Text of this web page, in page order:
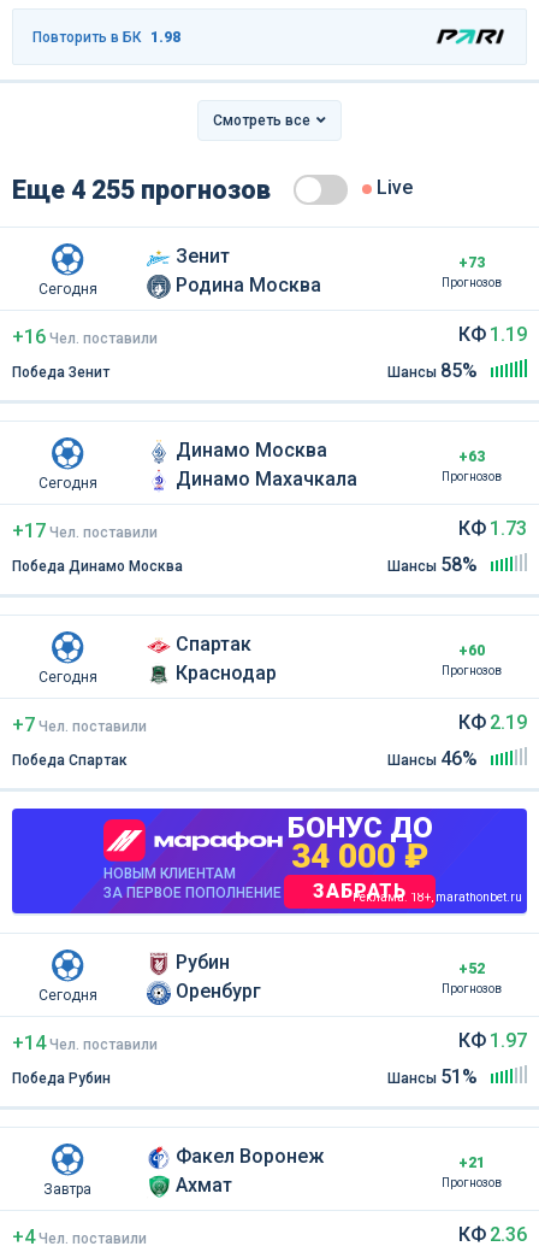
Повторить в БК 1.98
Смотреть все
Еще 4 255 прогнозов Live
Сегодня
Зенит
Родина Москва
+73
Прогнозов
+16 Чел. поставили
Победа Зенит
КФ 1.19
Шансы 85%
Сегодня
Динамо Москва
Динамо Махачкала
+63
Прогнозов
+17 Чел. поставили
Победа Динамо Москва
КФ 1.73
Шансы 58%
Сегодня
Спартак
Краснодар
+60
Прогнозов
+7 Чел. поставили
Победа Спартак
КФ 2.19
Шансы 46%
НОВЫМ КЛИЕНТАМ
ЗА ПЕРВОЕ ПОПОЛНЕНИЕ
БОНУС ДО
34 000 ₽
ЗАБРАТЬ
Реклама. 18+, marathonbet.ru
Сегодня
Рубин
Оренбург
+52
Прогнозов
+14 Чел. поставили
Победа Рубин
КФ 1.97
Шансы 51%
Завтра
Факел Воронеж
Ахмат
+21
Прогнозов
+4 Чел. поставили
КФ 2.36